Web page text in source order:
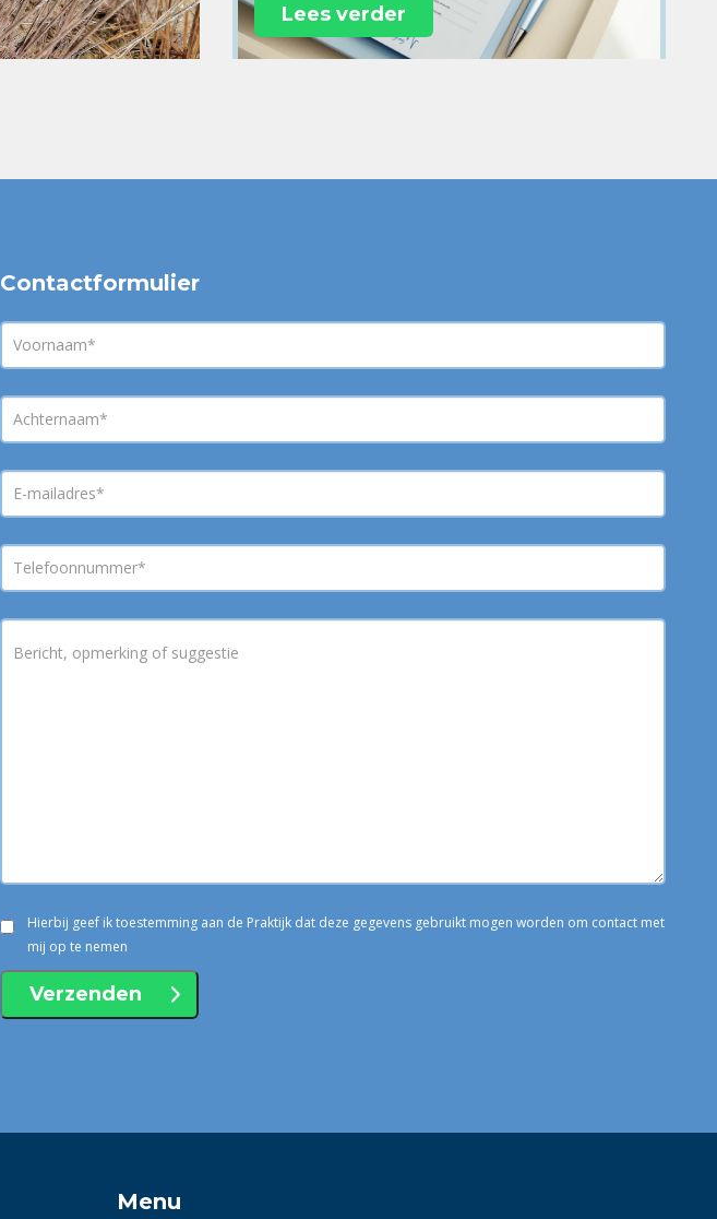
Lees verder
Contactformulier
Hierbij geef ik toestemming aan de Praktijk dat deze gegevens gebruikt mogen worden om contact met
mij op te nemen
Menu